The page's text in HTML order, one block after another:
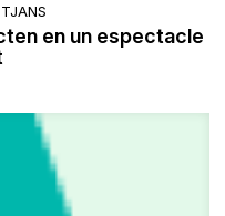
en un espectacle